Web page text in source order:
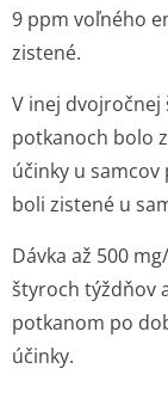
9 ppm voľného
zistené.
V inej dvojročnej
potkanoch bolo
účinky u samcov
boli zistené u
Dávka až 500
štyroch týždňov
potkanom po
účinky.